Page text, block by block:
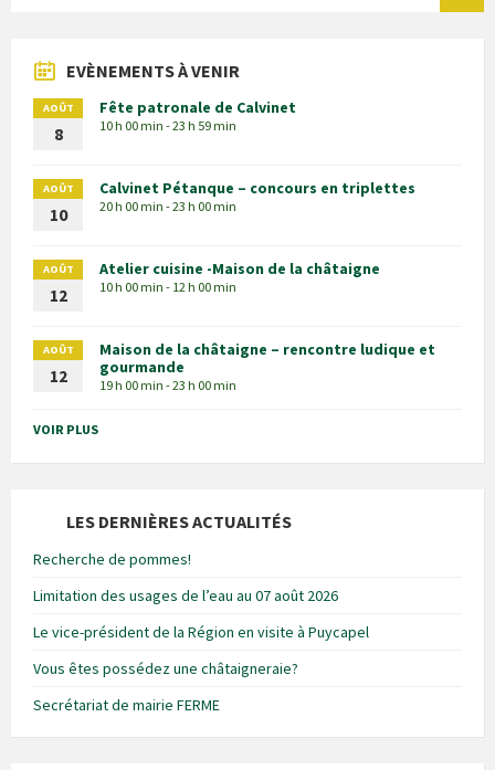
EVÈNEMENTS À VENIR
AOÛT
8
Fête patronale de Calvinet
10 h 00 min - 23 h 59 min
AOÛT
10
Calvinet Pétanque – concours en triplettes
20 h 00 min - 23 h 00 min
AOÛT
12
Atelier cuisine -Maison de la châtaigne
10 h 00 min - 12 h 00 min
AOÛT
12
Maison de la châtaigne – rencontre ludique et
gourmande
19 h 00 min - 23 h 00 min
VOIR PLUS
LES DERNIÈRES ACTUALITÉS
Recherche de pommes!
Limitation des usages de l’eau au 07 août 2026
Le vice-président de la Région en visite à Puycapel
Vous êtes possédez une châtaigneraie?
Secrétariat de mairie FERME